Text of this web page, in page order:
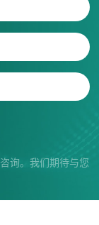
询。我们期待与您